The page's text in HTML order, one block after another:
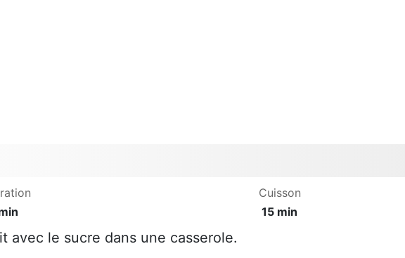
Cuisson
15 min
avec le sucre dans une casserole.